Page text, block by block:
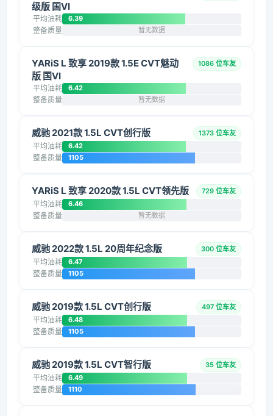
级版 国VI
平均油耗 6.39
整备质量 暂无数据
YARiS L 致享 2019款 1.5E CVT魅动
版 国VI
1086 位车友
平均油耗 6.42
整备质量 暂无数据
威驰 2021款 1.5L CVT创行版 1373 位车友
平均油耗 6.42
整备质量 1105
YARiS L 致享 2020款 1.5L CVT领先版 729 位车友
平均油耗 6.46
整备质量 暂无数据
威驰 2022款 1.5L 20周年纪念版 300 位车友
平均油耗 6.47
整备质量 1105
威驰 2019款 1.5L CVT创行版 497 位车友
平均油耗 6.48
整备质量 1105
威驰 2019款 1.5L CVT智行版 35 位车友
平均油耗 6.49
整备质量 1110